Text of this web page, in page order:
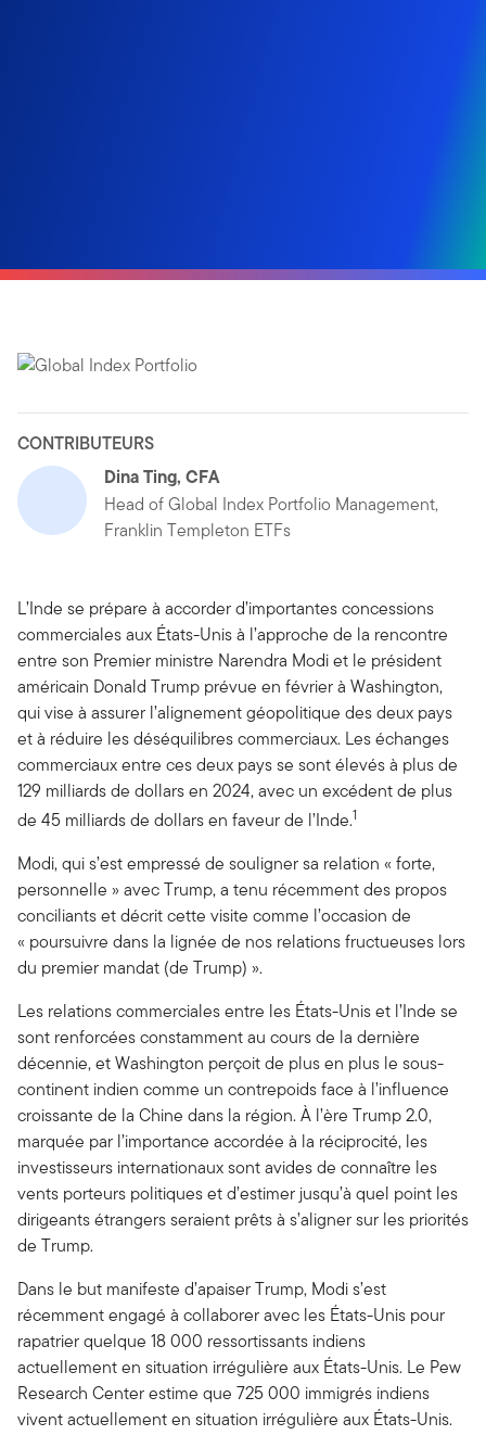
CONTRIBUTEURS
Dina Ting, CFA
Head of Global Index Portfolio Management,
Franklin Templeton ETFs
L’Inde se prépare à accorder d’importantes concessions
commerciales aux États-Unis à l’approche de la rencontre
entre son Premier ministre Narendra Modi et le président
américain Donald Trump prévue en février à Washington,
qui vise à assurer l’alignement géopolitique des deux pays
et à réduire les déséquilibres commerciaux. Les échanges
commerciaux entre ces deux pays se sont élevés à plus de
129 milliards de dollars en 2024, avec un excédent de plus
de 45 milliards de dollars en faveur de l’Inde.1
Modi, qui s’est empressé de souligner sa relation « forte,
personnelle » avec Trump, a tenu récemment des propos
conciliants et décrit cette visite comme l’occasion de
« poursuivre dans la lignée de nos relations fructueuses lors
du premier mandat (de Trump) ».
Les relations commerciales entre les États-Unis et l’Inde se
sont renforcées constamment au cours de la dernière
décennie, et Washington perçoit de plus en plus le sous-
continent indien comme un contrepoids face à l’influence
croissante de la Chine dans la région. À l’ère Trump 2.0,
marquée par l’importance accordée à la réciprocité, les
investisseurs internationaux sont avides de connaître les
vents porteurs politiques et d’estimer jusqu’à quel point les
dirigeants étrangers seraient prêts à s’aligner sur les priorités
de Trump.
Dans le but manifeste d’apaiser Trump, Modi s’est
récemment engagé à collaborer avec les États-Unis pour
rapatrier quelque 18 000 ressortissants indiens
actuellement en situation irrégulière aux États-Unis. Le Pew
Research Center estime que 725 000 immigrés indiens
vivent actuellement en situation irrégulière aux États-Unis.